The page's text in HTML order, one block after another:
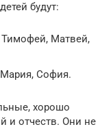
будут:
Тимофей, Матвей,
София.
хорошо
и отчеств. Они не